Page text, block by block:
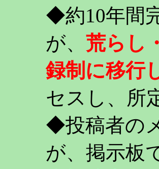
◆約10年間
が、 荒らし
録制に移行
セスし、所
◆投稿者の
が、掲示板